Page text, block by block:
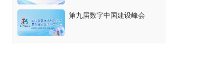
第九届数字中国建设峰会